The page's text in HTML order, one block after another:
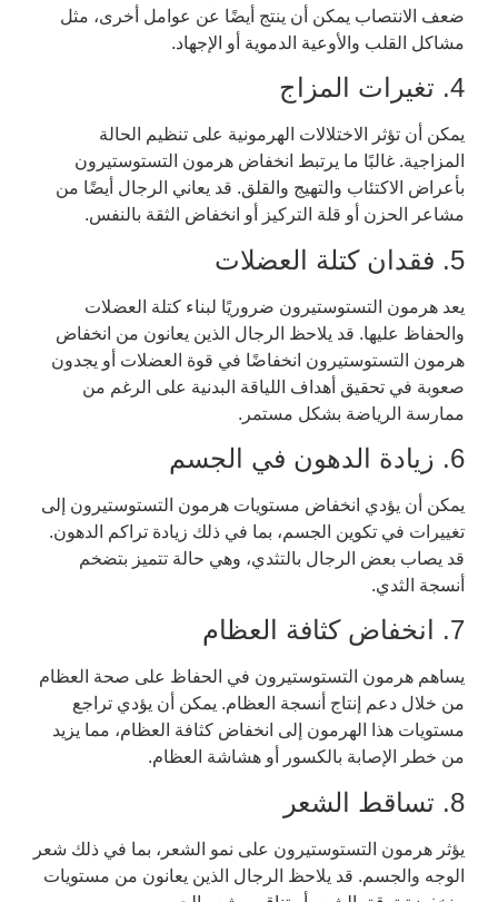
ضعف الانتصاب يمكن أن ينتج أيضًا عن عوامل أخرى، مثل
مشاكل القلب والأوعية الدموية أو الإجهاد.
4. تغيرات المزاج
يمكن أن تؤثر الاختلالات الهرمونية على تنظيم الحالة
المزاجية. غالبًا ما يرتبط انخفاض هرمون التستوستيرون
بأعراض الاكتئاب والتهيج والقلق. قد يعاني الرجال أيضًا من
مشاعر الحزن أو قلة التركيز أو انخفاض الثقة بالنفس.
5. فقدان كتلة العضلات
يعد هرمون التستوستيرون ضروريًا لبناء كتلة العضلات
والحفاظ عليها. قد يلاحظ الرجال الذين يعانون من انخفاض
هرمون التستوستيرون انخفاضًا في قوة العضلات أو يجدون
صعوبة في تحقيق أهداف اللياقة البدنية على الرغم من
ممارسة الرياضة بشكل مستمر.
6. زيادة الدهون في الجسم
يمكن أن يؤدي انخفاض مستويات هرمون التستوستيرون إلى
تغييرات في تكوين الجسم، بما في ذلك زيادة تراكم الدهون.
قد يصاب بعض الرجال بالتثدي، وهي حالة تتميز بتضخم
أنسجة الثدي.
7. انخفاض كثافة العظام
يساهم هرمون التستوستيرون في الحفاظ على صحة العظام
من خلال دعم إنتاج أنسجة العظام. يمكن أن يؤدي تراجع
مستويات هذا الهرمون إلى انخفاض كثافة العظام، مما يزيد
من خطر الإصابة بالكسور أو هشاشة العظام.
8. تساقط الشعر
يؤثر هرمون التستوستيرون على نمو الشعر، بما في ذلك شعر
الوجه والجسم. قد يلاحظ الرجال الذين يعانون من مستويات